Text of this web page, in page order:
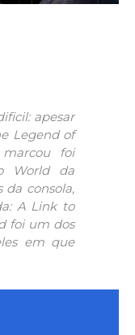
apesar
Legend of
foi
World da
da consola,
A Link to
foi um dos
em que